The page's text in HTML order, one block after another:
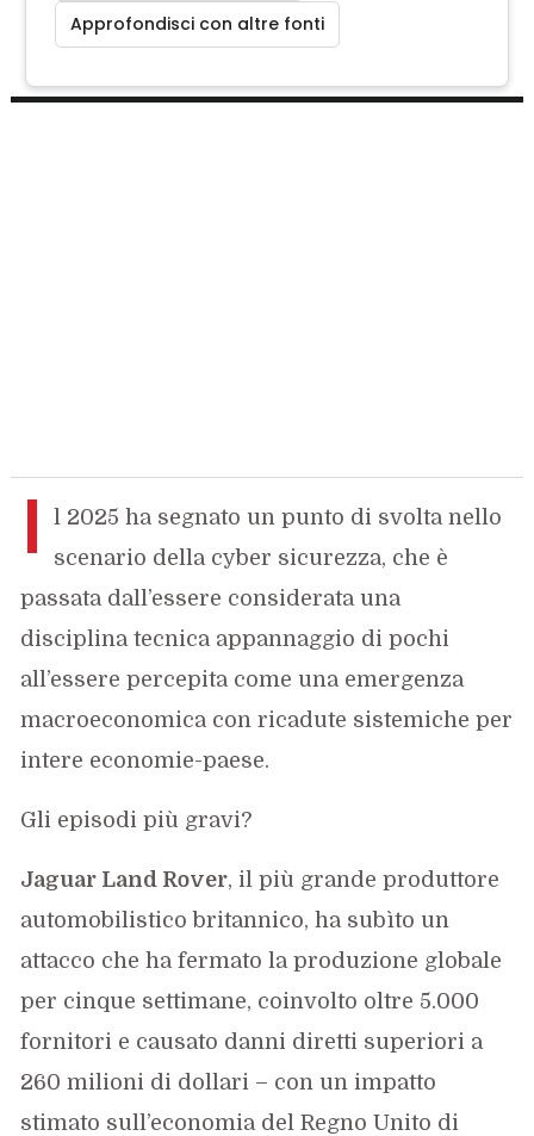
Approfondisci con altre fonti
I
l 2025 ha segnato un punto di svolta nello
scenario della cyber sicurezza, che è
passata dall’essere considerata una
disciplina tecnica appannaggio di pochi
all’essere percepita come una emergenza
macroeconomica con ricadute sistemiche per
intere economie-paese.
Gli episodi più gravi?
Jaguar Land Rover, il più grande produttore
automobilistico britannico, ha subìto un
attacco che ha fermato la produzione globale
per cinque settimane, coinvolto oltre 5.000
fornitori e causato danni diretti superiori a
260 milioni di dollari – con un impatto
stimato sull’economia del Regno Unito di